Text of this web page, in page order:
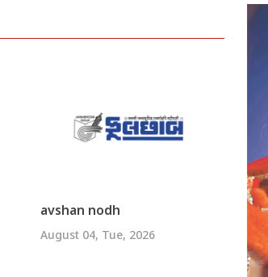
avshan nodh
August 04, Tue, 2026